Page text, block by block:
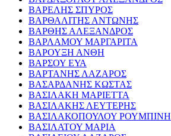
ΒΑΡΕΛΗΣ ΣΠΥΡΟΣ
ΒΑΡΘΑΛΙΤΗΣ ΑΝΤΩΝΗΣ
ΒΑΡΘΗΣ ΑΛΕΞΑΝΔΡΟΣ
ΒΑΡΛΑΜΟΥ ΜΑΡΓΑΡΙΤΑ
ΒΑΡΟΥΞΗ ΑΝΘΗ
ΒΑΡΣΟΥ ΕΥΑ
ΒΑΡΤΑΝΗΣ ΛΑΖΑΡΟΣ
ΒΑΣΑΡΔΑΝΗΣ ΚΩΣΤΑΣ
ΒΑΣΙΛΑΚΗ ΜΑΡΙΕΤΤΑ
ΒΑΣΙΛΑΚΗΣ ΛΕΥΤΕΡΗΣ
ΒΑΣΙΛΑΚΟΠΟΥΛΟΥ ΡΟΥΜΠΙΝΗ
ΒΑΣΙΛΑΤΟΥ ΜΑΡΙΑ